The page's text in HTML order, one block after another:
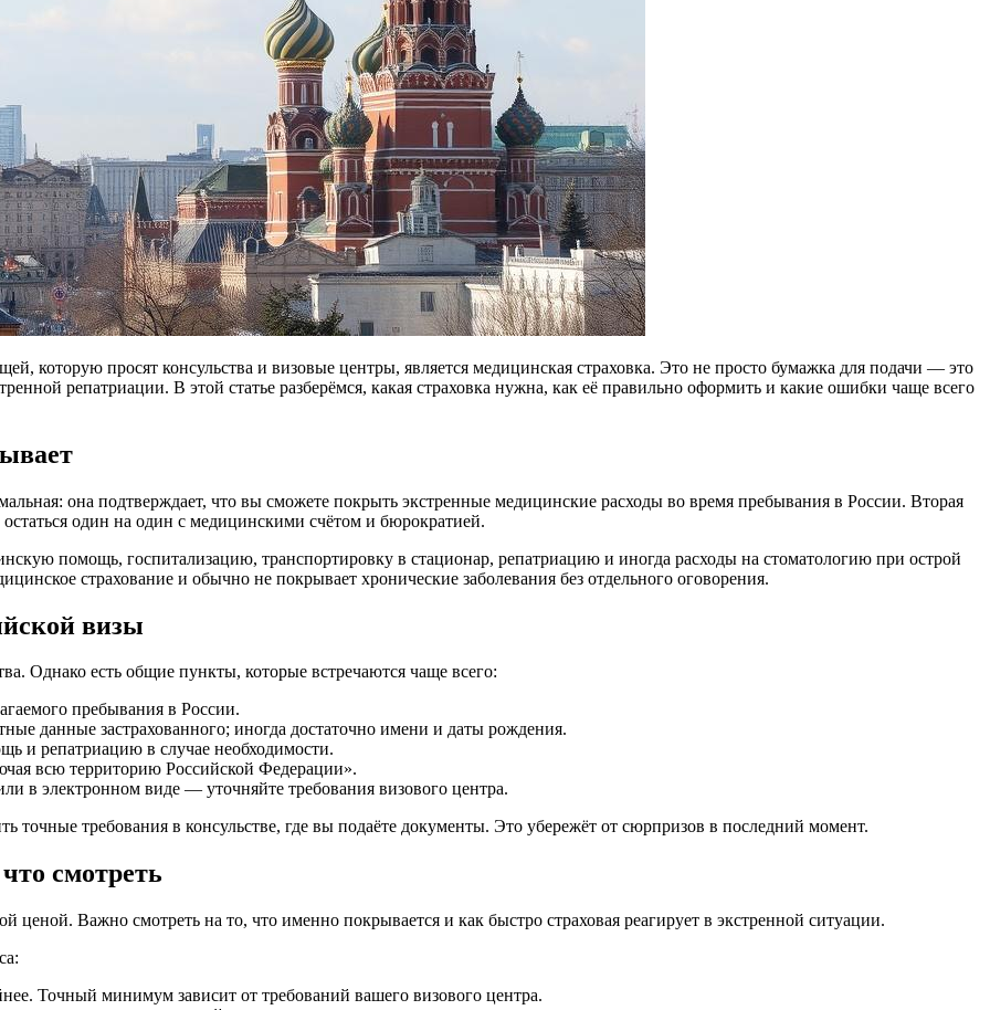
которую просят консульства и визовые центры, является медицинская страховка. Это не просто бумажка для подачи — это
репатриации. В этой статье разберёмся, какая страховка нужна, как её правильно оформить и какие ошибки чаще всего
она подтверждает, что вы сможете покрыть экстренные медицинские расходы во время пребывания в России. Вторая
один на один с медицинскими счётом и бюрократией.
помощь, госпитализацию, транспортировку в стационар, репатриацию и иногда расходы на стоматологию при острой
страхование и обычно не покрывает хронические заболевания без отдельного оговорения.
визы
Однако есть общие пункты, которые встречаются чаще всего:
пребывания в России.
данные застрахованного; иногда достаточно имени и даты рождения.
и репатриацию в случае необходимости.
всю территорию Российской Федерации».
в электронном виде — уточняйте требования визового центра.
точные требования в консульстве, где вы подаёте документы. Это убережёт от сюрпризов в последний момент.
смотреть
ценой. Важно смотреть на то, что именно покрывается и как быстро страховая реагирует в экстренной ситуации.
Точный минимум зависит от требований вашего визового центра.